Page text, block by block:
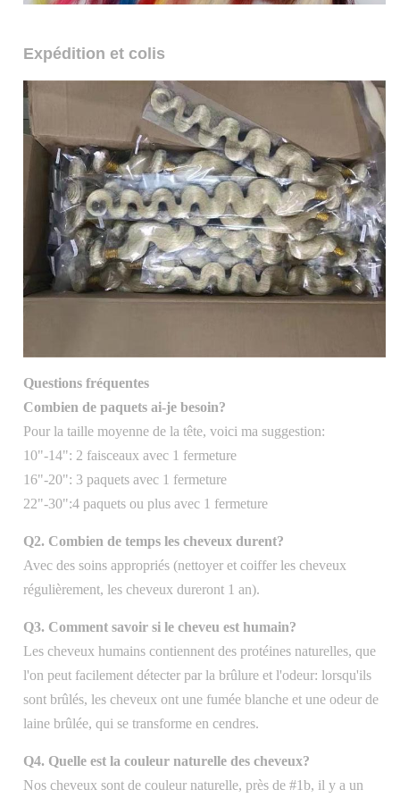
Expédition et colis
Questions fréquentes
Combien de paquets ai-je besoin?
Pour la taille moyenne de la tête, voici ma suggestion:
10"-14": 2 faisceaux avec 1 fermeture
16"-20": 3 paquets avec 1 fermeture
22"-30":4 paquets ou plus avec 1 fermeture
Q2. Combien de temps les cheveux durent?
Avec des soins appropriés (nettoyer et coiffer les cheveux
régulièrement, les cheveux dureront 1 an).
Q3. Comment savoir si le cheveu est humain?
Les cheveux humains contiennent des protéines naturelles, que
l'on peut facilement détecter par la brûlure et l'odeur: lorsqu'ils
sont brûlés, les cheveux ont une fumée blanche et une odeur de
laine brûlée, qui se transforme en cendres.
Q4. Quelle est la couleur naturelle des cheveux?
Nos cheveux sont de couleur naturelle, près de #1b, il y a un